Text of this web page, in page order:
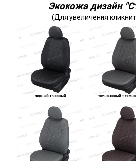
Экокожа дизайн
(Для увеличения